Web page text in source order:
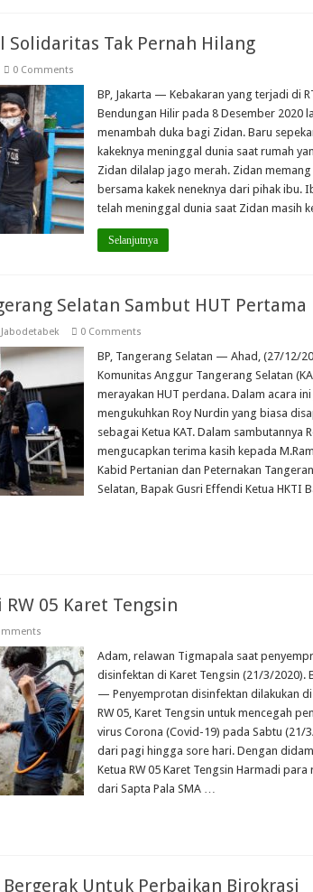
Solidaritas Tak Pernah Hilang
0 Comments
BP, Jakarta — Kebakaran yang terjadi di
Bendungan Hilir pada 8 Desember 2020
menambah duka bagi Zidan. Baru
kakeknya meninggal dunia saat rumah
Zidan dilalap jago merah. Zidan memang
bersama kakek neneknya dari pihak ibu.
telah meninggal dunia saat Zidan masih
Selanjutnya
Selatan Sambut HUT Pertama
Jabodetabek 0 Comments
BP, Tangerang Selatan — Ahad, (27/12/
Komunitas Anggur Tangerang Selatan
merayakan HUT perdana. Dalam acara
mengukuhkan Roy Nurdin yang biasa
sebagai Ketua KAT. Dalam sambutannya
mengucapkan terima kasih kepada
Kabid Pertanian dan Peternakan
Selatan, Bapak Gusri Effendi Ketua HKTI
05 Karet Tengsin
Adam, relawan Tigmapala saat
disinfektan di Karet Tengsin (21/3/2020).
— Penyemprotan disinfektan dilakukan di
RW 05, Karet Tengsin untuk mencegah
virus Corona (Covid-19) pada Sabtu (21/
dari pagi hingga sore hari. Dengan
Ketua RW 05 Karet Tengsin Harmadi para
dari Sapta Pala SMA …
Untuk Perbaikan Birokrasi